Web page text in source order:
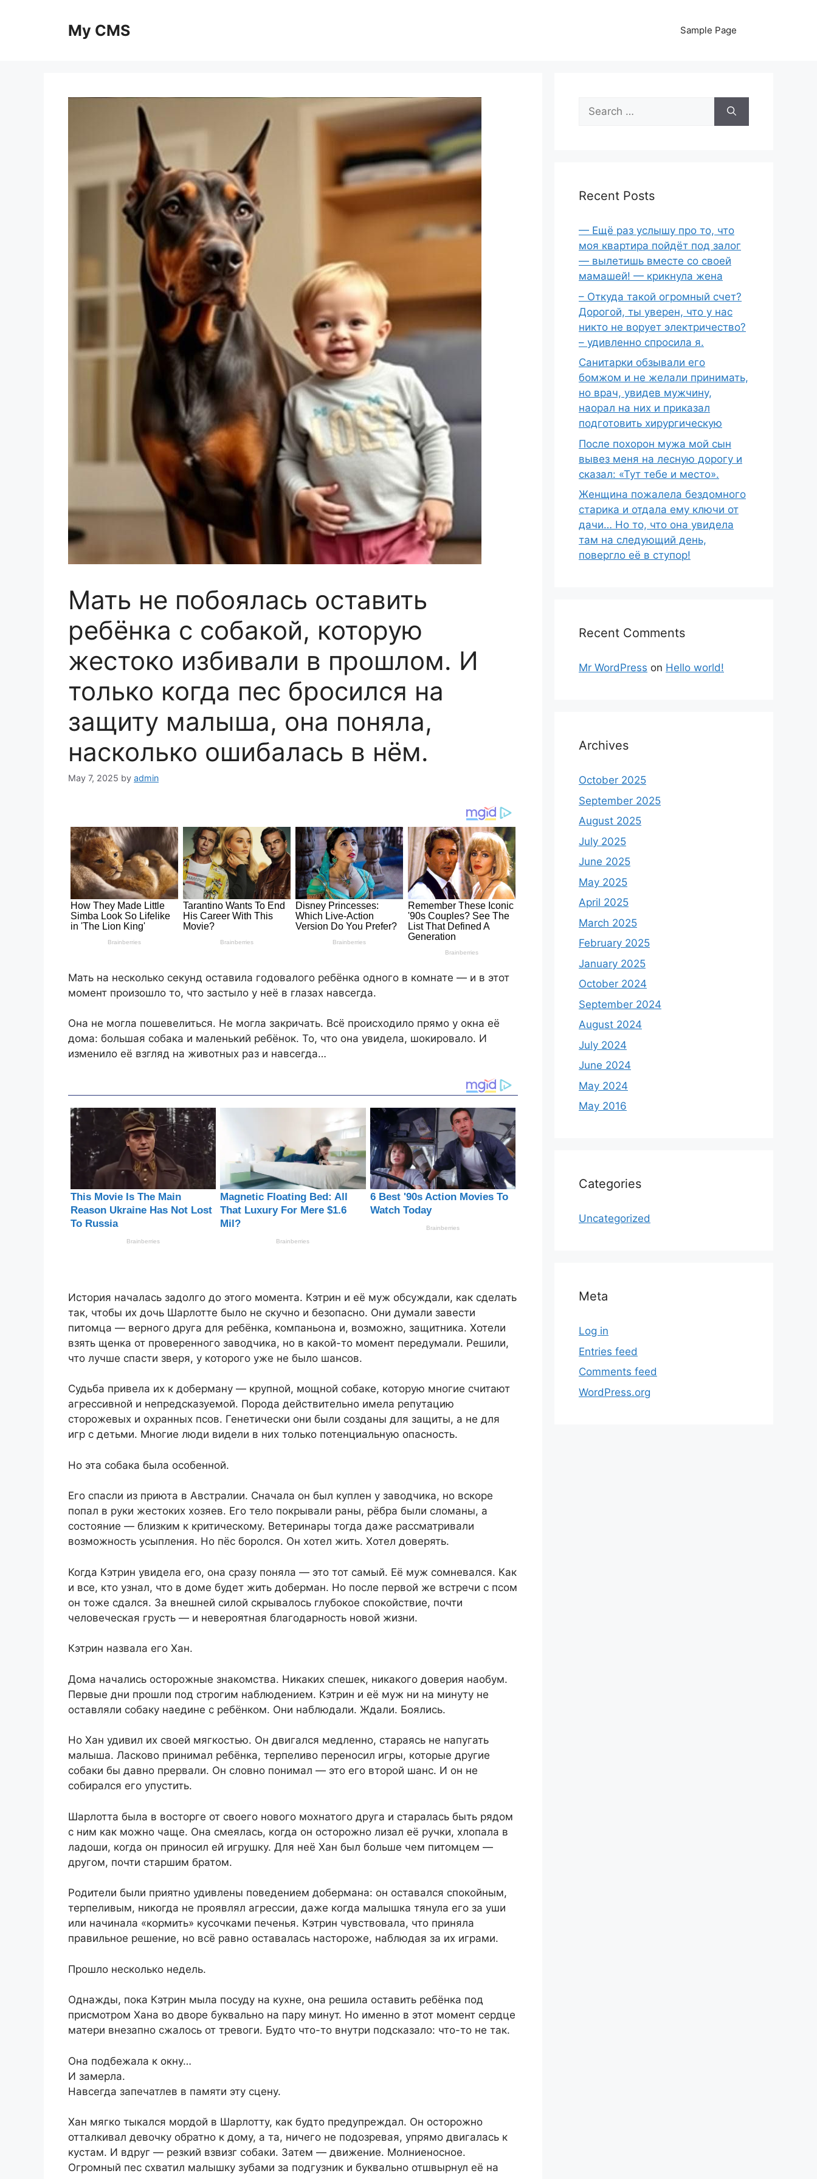
My CMS Sample Page
Мать не побоялась оставить
ребёнка с собакой, которую
жестоко избивали в прошлом. И
только когда пес бросился на
защиту малыша, она поняла,
насколько ошибалась в нём.
May 7, 2025 by admin
Мать на несколько секунд оставила годовалого ребёнка одного в комнате — и в этот
момент произошло то, что застыло у неё в глазах навсегда.
Она не могла пошевелиться. Не могла закричать. Всё происходило прямо у окна её
дома: большая собака и маленький ребёнок. То, что она увидела, шокировало. И
изменило её взгляд на животных раз и навсегда…
История началась задолго до этого момента. Кэтрин и её муж обсуждали, как сделать
так, чтобы их дочь Шарлотте было не скучно и безопасно. Они думали завести
питомца — верного друга для ребёнка, компаньона и, возможно, защитника. Хотели
взять щенка от проверенного заводчика, но в какой-то момент передумали. Решили,
что лучше спасти зверя, у которого уже не было шансов.
Судьба привела их к доберману — крупной, мощной собаке, которую многие считают
агрессивной и непредсказуемой. Порода действительно имела репутацию
сторожевых и охранных псов. Генетически они были созданы для защиты, а не для
игр с детьми. Многие люди видели в них только потенциальную опасность.
Но эта собака была особенной.
Его спасли из приюта в Австралии. Сначала он был куплен у заводчика, но вскоре
попал в руки жестоких хозяев. Его тело покрывали раны, рёбра были сломаны, а
состояние — близким к критическому. Ветеринары тогда даже рассматривали
возможность усыпления. Но пёс боролся. Он хотел жить. Хотел доверять.
Когда Кэтрин увидела его, она сразу поняла — это тот самый. Её муж сомневался. Как
и все, кто узнал, что в доме будет жить доберман. Но после первой же встречи с псом
он тоже сдался. За внешней силой скрывалось глубокое спокойствие, почти
человеческая грусть — и невероятная благодарность новой жизни.
Кэтрин назвала его Хан.
Дома начались осторожные знакомства. Никаких спешек, никакого доверия наобум.
Первые дни прошли под строгим наблюдением. Кэтрин и её муж ни на минуту не
оставляли собаку наедине с ребёнком. Они наблюдали. Ждали. Боялись.
Но Хан удивил их своей мягкостью. Он двигался медленно, стараясь не напугать
малыша. Ласково принимал ребёнка, терпеливо переносил игры, которые другие
собаки бы давно прервали. Он словно понимал — это его второй шанс. И он не
собирался его упустить.
Шарлотта была в восторге от своего нового мохнатого друга и старалась быть рядом
с ним как можно чаще. Она смеялась, когда он осторожно лизал её ручки, хлопала в
ладоши, когда он приносил ей игрушку. Для неё Хан был больше чем питомцем —
другом, почти старшим братом.
Родители были приятно удивлены поведением добермана: он оставался спокойным,
терпеливым, никогда не проявлял агрессии, даже когда малышка тянула его за уши
или начинала «кормить» кусочками печенья. Кэтрин чувствовала, что приняла
правильное решение, но всё равно оставалась настороже, наблюдая за их играми.
Прошло несколько недель.
Однажды, пока Кэтрин мыла посуду на кухне, она решила оставить ребёнка под
присмотром Хана во дворе буквально на пару минут. Но именно в этот момент сердце
матери внезапно сжалось от тревоги. Будто что-то внутри подсказало: что-то не так.
Она подбежала к окну…
И замерла.
Навсегда запечатлев в памяти эту сцену.
Хан мягко тыкался мордой в Шарлотту, как будто предупреждал. Он осторожно
отталкивал девочку обратно к дому, а та, ничего не подозревая, упрямо двигалась к
кустам. И вдруг — резкий взвизг собаки. Затем — движение. Молниеносное.
Огромный пес схватил малышку зубами за подгузник и буквально отшвырнул её на
Search
for:
Recent Posts
— Ещё раз услышу про то, что
моя квартира пойдёт под залог
— вылетишь вместе со своей
мамашей! — крикнула жена
– Откуда такой огромный счет?
Дорогой, ты уверен, что у нас
никто не ворует электричество?
– удивленно спросила я.
Санитарки обзывали его
бомжом и не желали принимать,
но врач, увидев мужчину,
наорал на них и приказал
подготовить хирургическую
После похорон мужа мой сын
вывез меня на лесную дорогу и
сказал: «Тут тебе и место».
Женщина пожалела бездомного
старика и отдала ему ключи от
дачи… Но то, что она увидела
там на следующий день,
повергло её в ступор!
Recent Comments
Mr WordPress on Hello world!
Archives
October 2025
September 2025
August 2025
July 2025
June 2025
May 2025
April 2025
March 2025
February 2025
January 2025
October 2024
September 2024
August 2024
July 2024
June 2024
May 2024
May 2016
Categories
Uncategorized
Meta
Log in
Entries feed
Comments feed
WordPress.org